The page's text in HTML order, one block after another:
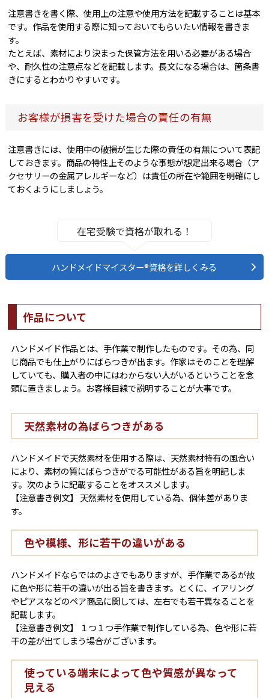
注意書きを書く際、使用上の注意や使用方法を記載することは基本
です。作品を使用する際に知っておいてもらいたい情報を書きま
す。
たとえば、素材により決まった保管方法を用いる必要がある場合
や、耐久性の注意点などを記載します。長文になる場合は、箇条書
きにするとわかりやすいです。
お客様が損害を受けた場合の責任の有無
注意書きには、使用中の破損が生じた際の責任の有無について表記
しておきます。商品の特性上そのような事態が想定出来る場合（ア
クセサリーの金属アレルギーなど）は責任の所在や範囲を明確にし
ておくようにしましょう。
在宅受験で資格が取れる！
ハンドメイドマイスター®資格を詳しくみる
作品について
ハンドメイド作品とは、手作業で制作したものです。その為、同
じ商品でも仕上がりにばらつきが出ます。作家はそのことを理解
していても、購入者の中にはわからない人がいるということを念
頭に置きましょう。お客様目線で説明することが大事です。
天然素材の為ばらつきがある
ハンドメイドで天然素材を使用する際は、天然素材特有の風合い
により、素材の質にばらつきがでる可能性がある旨を明記しま
す。次のように記載することをオススメします。
【注意書き例文】 天然素材を使用している為、個体差がありま
す。
色や模様、形に若干の違いがある
ハンドメイドならではのよさでもありますが、手作業であるが故
に色や形に若干の違いが出る旨を書きます。とくに、イアリング
やピアスなどのペア商品に関しては、左右でも若干異なることを
記載します。
【注意書き例文】 １つ１つ手作業で制作している為、色や形に若
干の差が出てしまう場合がございます。
使っている端末によって色や質感が異なって
見える